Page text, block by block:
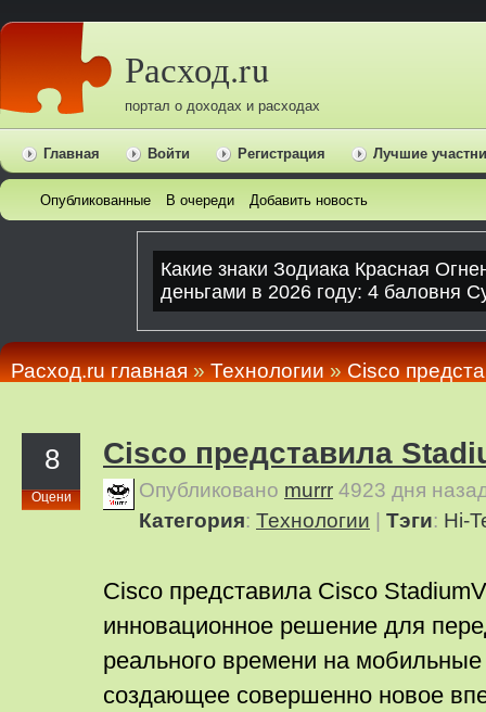
Расход.ru
портал о доходах и расходах
Главная Войти Регистрация Лучшие
Опубликованные В очереди Добавить новость
Расход.ru главная»Технологии»Cisco
8
Оцени
Cisco представила
Опубликовано murrr 4923 дня
Категория: Технологии Тэги: Hi-
Cisco представила Cisco
инновационное решение для
реального времени на мобильные
создающее совершенно новое